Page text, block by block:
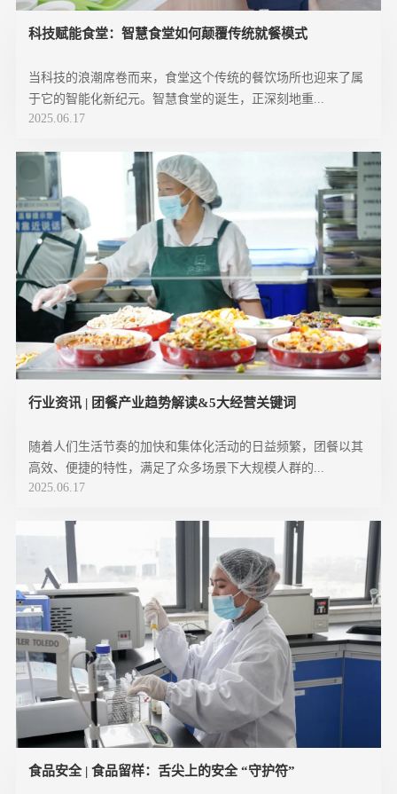
科技赋能食堂：智慧食堂如何颠覆传统就餐模式
当科技的浪潮席卷而来，食堂这个传统的餐饮场所也迎来了属
于它的智能化新纪元。智慧食堂的诞生，正深刻地重...
2025.06.17
行业资讯 | 团餐产业趋势解读&5大经营关键词
随着人们生活节奏的加快和集体化活动的日益频繁，团餐以其
高效、便捷的特性，满足了众多场景下大规模人群的...
2025.06.17
食品安全 | 食品留样：舌尖上的安全 “守护符”